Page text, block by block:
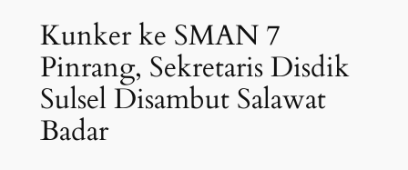
Kunker ke SMAN 7
Pinrang, Sekretaris Disdik
Sulsel Disambut Salawat
Badar